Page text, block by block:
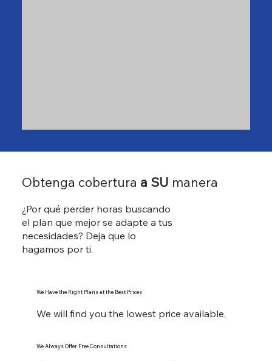
Obtenga cobertura a SU manera
¿Por qué perder horas buscando
el plan que mejor se adapte a tus
necesidades? Deja que lo
hagamos por ti.
We Have the Right Plans at the Best Prices
We will find you the lowest price available.
We Always Offer Free Consultations